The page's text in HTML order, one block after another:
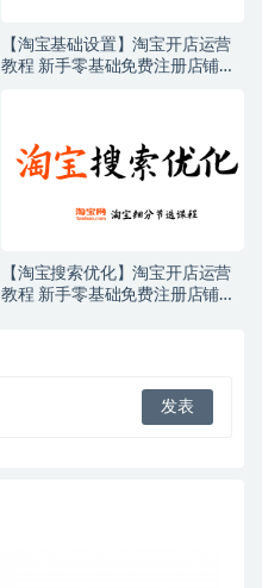
【淘宝基础设置】淘宝开店运营
教程 新手零基础免费注册店铺开
【淘宝搜索优化】淘宝开店运营
教程 新手零基础免费注册店铺开